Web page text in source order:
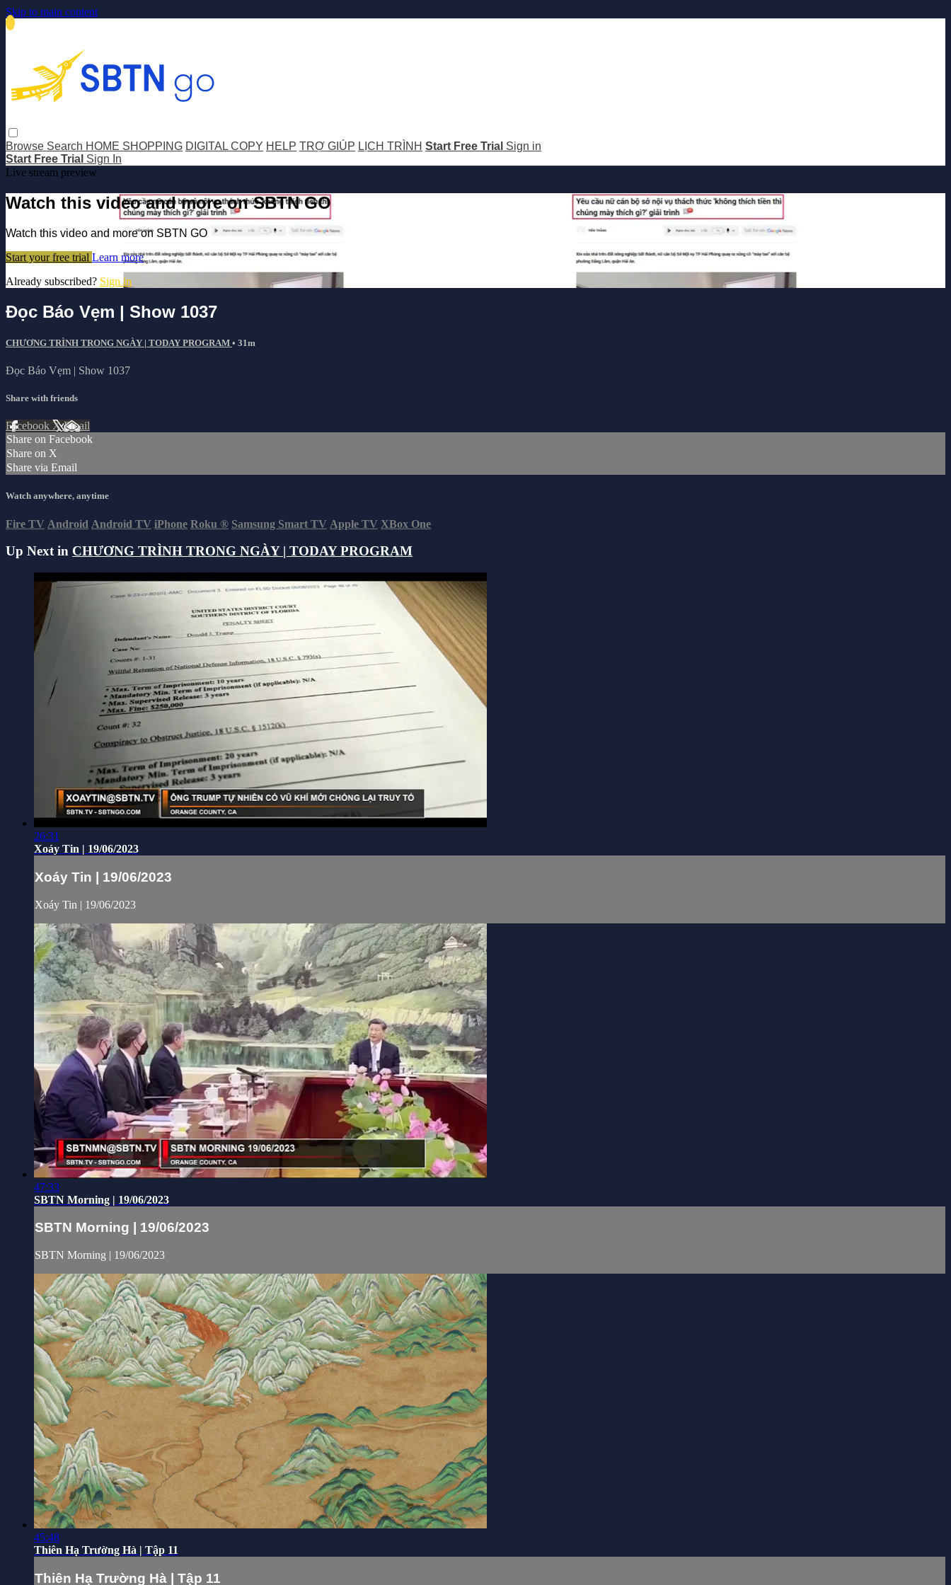
Skip to main content
Browse Search HOME SHOPPING DIGITAL COPY HELP TRỢ GIÚP LỊCH TRÌNH Start Free Trial Sign in
Start Free Trial Sign In
Live stream preview
Watch this video and more on SBTN GO
Watch this video and more on SBTN GO
Start your free trial Learn more
Already subscribed? Sign in
Đọc Báo Vẹm | Show 1037
CHƯƠNG TRÌNH TRONG NGÀY | TODAY PROGRAM • 31m
Đọc Báo Vẹm | Show 1037
Share with friends
Facebook XEmail
Share on Facebook
Share on X
Share via Email
Watch anywhere, anytime
Fire TV Android Android TV iPhone Roku ® Samsung Smart TV Apple TV XBox One
Up Next in CHƯƠNG TRÌNH TRONG NGÀY | TODAY PROGRAM
26:31
Xoáy Tin | 19/06/2023
Xoáy Tin | 19/06/2023
Xoáy Tin | 19/06/2023
47:33
SBTN Morning | 19/06/2023
SBTN Morning | 19/06/2023
SBTN Morning | 19/06/2023
45:48
Thiên Hạ Trường Hà | Tập 11
Thiên Hạ Trường Hà | Tập 11